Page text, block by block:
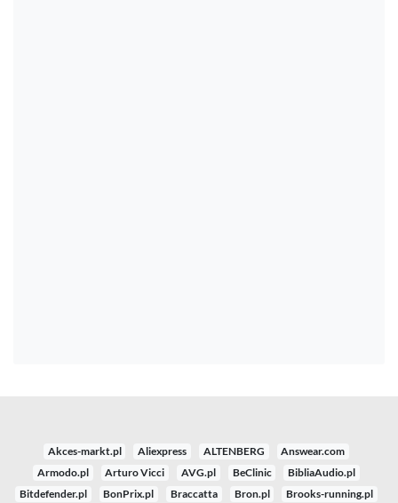
Akces-markt.pl Aliexpress ALTENBERG
Answear.com
Armodo.pl
Arturo Vicci AVG.pl BeClinic
BibliaAudio.pl
Bitdefender.pl
BonPrix.pl Braccatta Bron.pl
Brooks-running.pl